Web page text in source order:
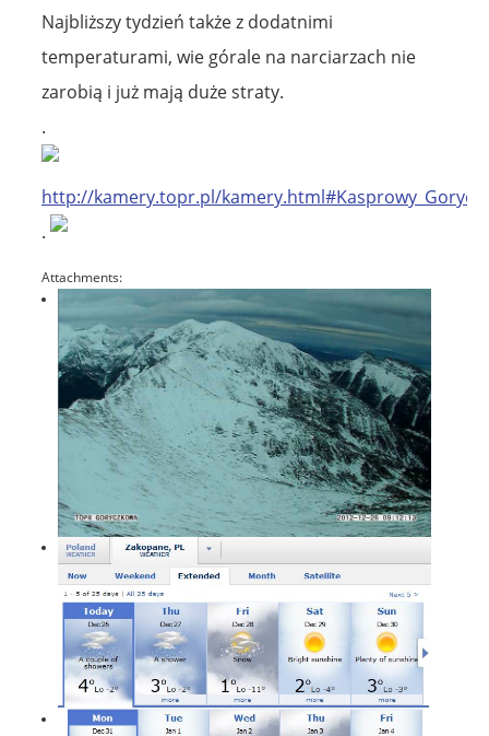
Najbliższy tydzień także z dodatnimi
temperaturami, wie górale na narciarzach nie
zarobią i już mają duże straty.
.
http://kamery.topr.pl/
.
Attachments: